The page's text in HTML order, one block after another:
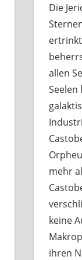
Die
allen
mehr
keine
ihren